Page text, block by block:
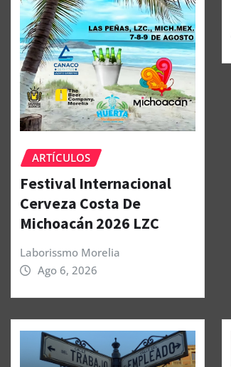
ARTÍCULOS
Festival Internacional
Cerveza Costa De
Michoacán 2026 LZC
Laborissmo Morelia
Ago 6, 2026